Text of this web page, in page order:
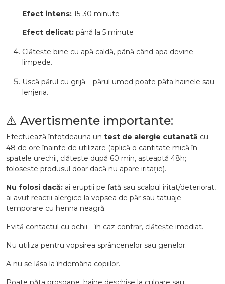
Efect intens: 15-30 minute
Efect delicat: până la 5 minute
Clătește bine cu apă caldă, până când apa devine
limpede.
Uscă părul cu grijă – părul umed poate păta hainele sau
lenjeria.
⚠️ Avertismente importante:
Efectuează întotdeauna un test de alergie cutanată cu
48 de ore înainte de utilizare (aplică o cantitate mică în
spatele urechii, clătește după 60 min, așteaptă 48h;
folosește produsul doar dacă nu apare iritație).
Nu folosi dacă: ai erupții pe față sau scalpul iritat/deteriorat,
ai avut reacții alergice la vopsea de păr sau tatuaje
temporare cu henna neagră.
Evită contactul cu ochii – în caz contrar, clătește imediat.
Nu utiliza pentru vopsirea sprâncenelor sau genelor.
A nu se lăsa la îndemâna copiilor.